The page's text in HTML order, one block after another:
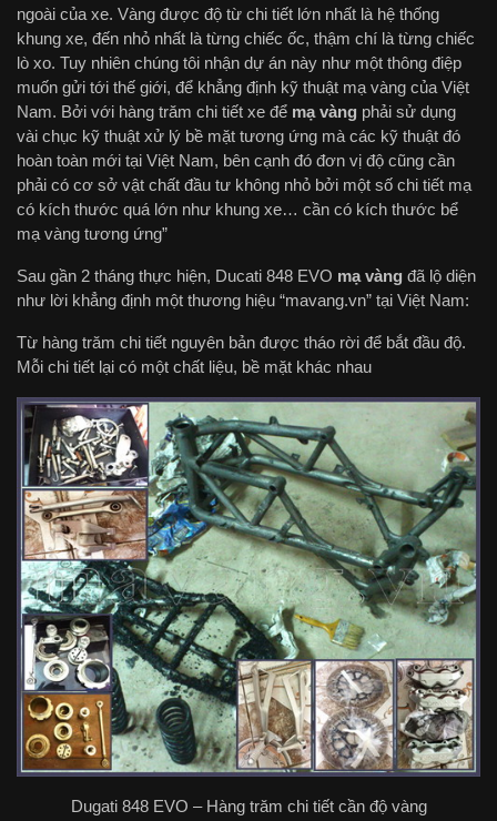
ngoài của xe. Vàng được độ từ chi tiết lớn nhất là hệ thống
khung xe, đến nhỏ nhất là từng chiếc ốc, thậm chí là từng chiếc
lò xo. Tuy nhiên chúng tôi nhận dự án này như một thông điệp
muốn gửi tới thế giới, để khẳng định kỹ thuật mạ vàng của Việt
Nam. Bởi với hàng trăm chi tiết xe để mạ vàng phải sử dụng
vài chục kỹ thuật xử lý bề mặt tương ứng mà các kỹ thuật đó
hoàn toàn mới tại Việt Nam, bên cạnh đó đơn vị độ cũng cần
phải có cơ sở vật chất đầu tư không nhỏ bởi một số chi tiết mạ
có kích thước quá lớn như khung xe… cần có kích thước bể
mạ vàng tương ứng”
Sau gần 2 tháng thực hiện, Ducati 848 EVO mạ vàng đã lộ diện
như lời khẳng định một thương hiệu “mavang.vn” tại Việt Nam:
Từ hàng trăm chi tiết nguyên bản được tháo rời để bắt đầu độ.
Mỗi chi tiết lại có một chất liệu, bề mặt khác nhau
Dugati 848 EVO – Hàng trăm chi tiết cần độ vàng